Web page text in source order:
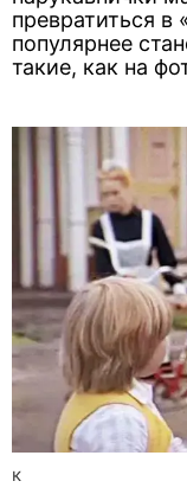
превратиться в
популярнее
такие, как на
к